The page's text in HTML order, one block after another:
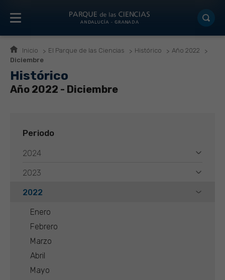
Inicio El Parque de las Ciencias Histórico
Año 2022
Diciembre
Histórico
Año 2022 - Diciembre
Periodo
2024
2023
2022
Enero
Febrero
Marzo
Abril
Mayo